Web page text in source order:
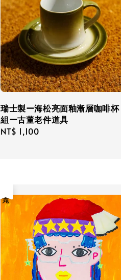
瑞士製ー海松亮面釉漸層咖啡杯
組ー古董老件道具
Regular
NT$ 1,100